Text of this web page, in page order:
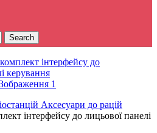
Search
Аксесуари до рацій
інтерфейсу до лицьової панелі